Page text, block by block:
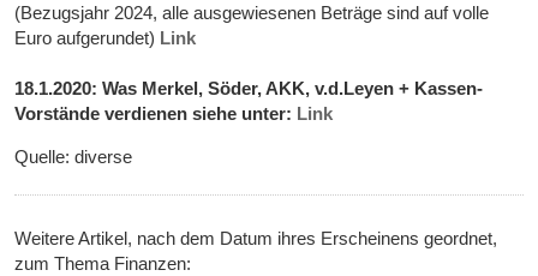
(Bezugsjahr 2024, alle ausgewiesenen Beträge sind auf volle
Euro aufgerundet) Link
18.1.2020: Was Merkel, Söder, AKK, v.d.Leyen + Kassen-
Vorstände verdienen siehe unter: Link
Quelle: diverse
Weitere Artikel, nach dem Datum ihres Erscheinens geordnet,
zum Thema Finanzen: